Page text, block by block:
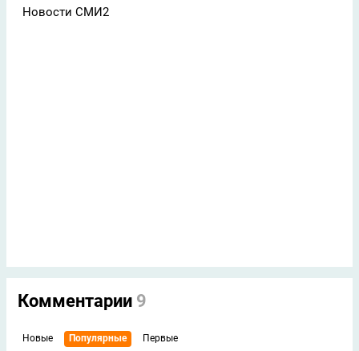
Новости СМИ2
Комментарии 9
Новые Популярные Первые